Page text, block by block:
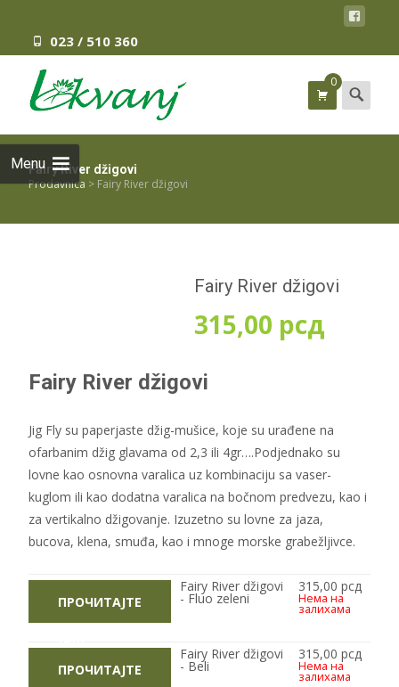
023 / 510 360
Menu
0 Search
for:
Fairy River džigovi
Prodavnica > Fairy River džigovi
Fairy River džigovi
315,00 рсд
Fairy River džigovi
Jig Fly su paperjaste džig-mušice, koje su urađene na
ofarbanim džig glavama od 2,3 ili 4gr….Podjednako su
lovne kao osnovna varalica uz kombinaciju sa vaser-
kuglom ili kao dodatna varalica na bočnom predvezu, kao i
za vertikalno džigovanje. Izuzetno su lovne za jaza,
bucova, klena, smuđa, kao i mnoge morske grabežljivce.
ПРОЧИТАЈТЕ
ЈОШ
Fairy River džigovi
- Fluo zeleni
315,00 рсд
Нема на
залихама
ПРОЧИТАЈТЕ
Fairy River džigovi
- Beli
315,00 рсд
Нема на
залихама